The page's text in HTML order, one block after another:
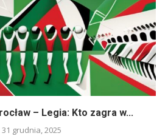
– Legia: Kto zagra w...
31 grudnia, 2025